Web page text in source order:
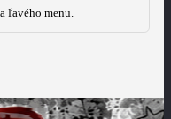
ľavého menu.